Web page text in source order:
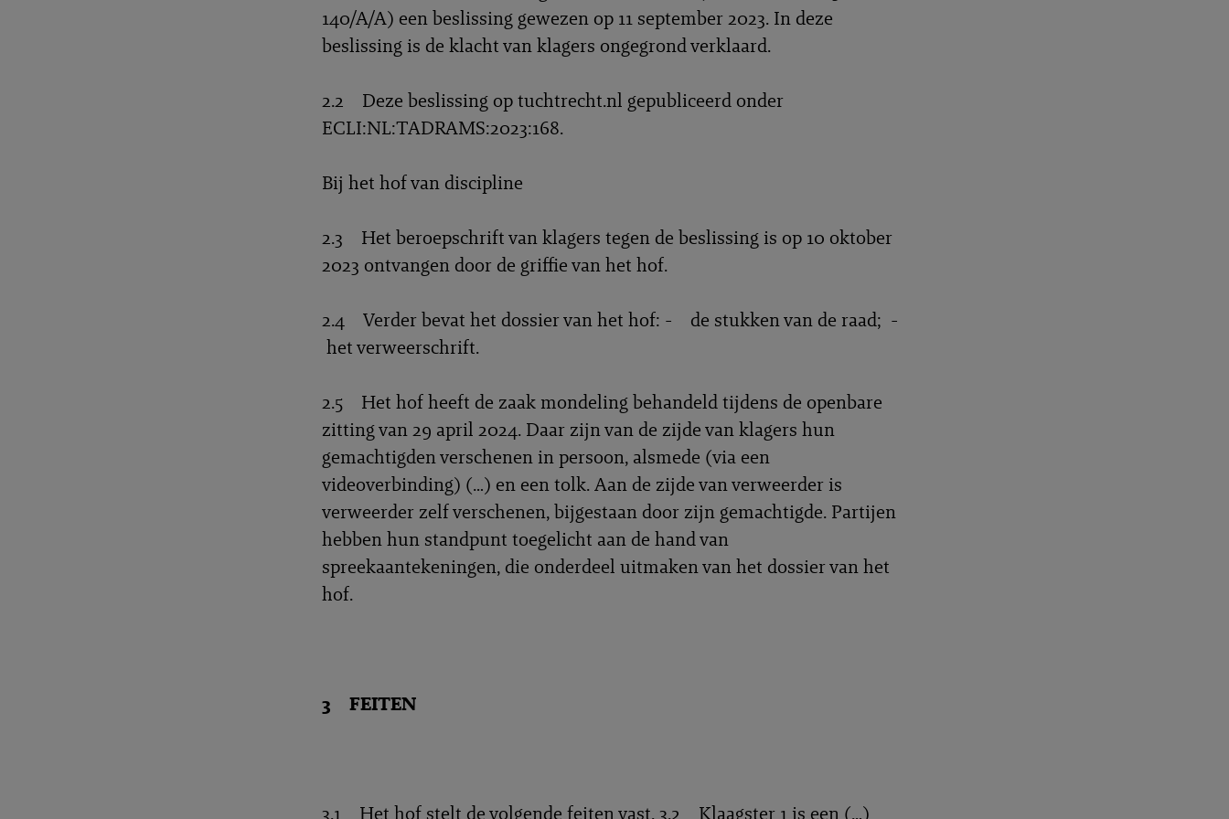
140/A/A) een beslissing gewezen op 11 september 2023. In deze
beslissing is de klacht van klagers ongegrond verklaard.
2.2 Deze beslissing op tuchtrecht.nl gepubliceerd onder
ECLI:NL:TADRAMS:2023:168.
Bij het hof van discipline
2.3 Het beroepschrift van klagers tegen de beslissing is op 10 oktober
2023 ontvangen door de griffie van het hof.
2.4 Verder bevat het dossier van het hof: - de stukken van de raad; -
het verweerschrift.
2.5 Het hof heeft de zaak mondeling behandeld tijdens de openbare
zitting van 29 april 2024. Daar zijn van de zijde van klagers hun
gemachtigden verschenen in persoon, alsmede (via een
videoverbinding) (…) en een tolk. Aan de zijde van verweerder is
verweerder zelf verschenen, bijgestaan door zijn gemachtigde. Partijen
hebben hun standpunt toegelicht aan de hand van
spreekaantekeningen, die onderdeel uitmaken van het dossier van het
hof.
3 FEITEN
3.1 Het hof stelt de volgende feiten vast. 3.2 Klaagster 1 is een (…)